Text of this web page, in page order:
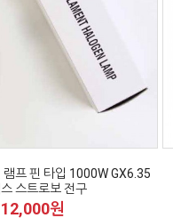
램프 핀 타입 1000W GX6.35
스트로보 전구
12,000원